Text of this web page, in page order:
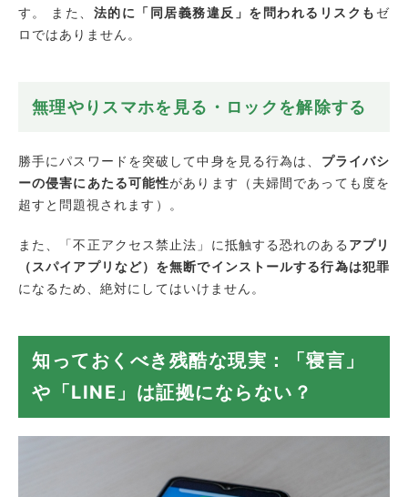
す。 また、 法的に「同居義務違反」を問われるリスクも ゼ
ロではありません。
無理やりスマホを見る・ロックを解除する
勝手にパスワードを突破して中身を見る行為は、 プライバシ
ーの侵害にあたる可能性があります（夫婦間であっても度を
超すと問題視されます）。
また、「不正アクセス禁止法」に抵触する恐れのある アプリ
（スパイアプリなど）を無断でインストールする行為は犯罪
になるため、絶対にしてはいけません。
知っておくべき残酷な現実：「寝言」
や「LINE」は証拠にならない？